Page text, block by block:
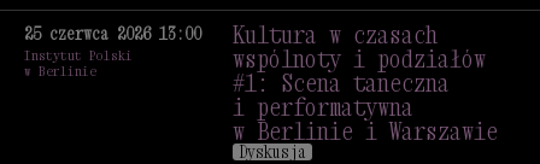
25 czerwca 2026 13:00
Instytut Polski
w Berlinie
Kultura w czasach
wspólnoty i podziałów
#1: Scena taneczna
i performatywna
w Berlinie i Warszawie
Dyskusja